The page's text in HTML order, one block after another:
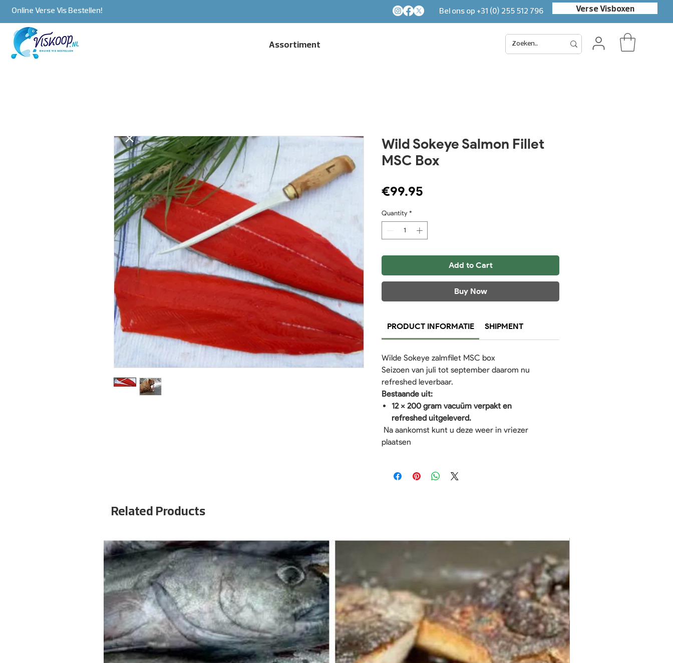
Online Verse Vis Bestellen! Bel ons op +31 (0) 255 512 796 Verse Visboxen
Assortiment
Wild Sokeye Salmon Fillet
MSC Box
€99.95
Quantity *
Add to Cart
Buy Now
PRODUCT INFORMATIE SHIPMENT
Wilde Sokeye zalmfilet MSC box
Seizoen van juli tot september daarom nu
refreshed leverbaar.
Bestaande uit:
12 x 200 gram vacuüm verpakt en
refreshed uitgeleverd.
Na aankomst kunt u deze weer in vriezer
plaatsen
Related Products